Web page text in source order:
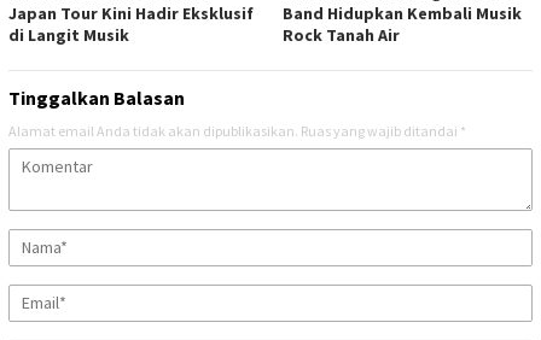
Japan Tour Kini Hadir Eksklusif
di Langit Musik
Band Hidupkan Kembali Musik
Rock Tanah Air
Tinggalkan Balasan
Alamat email Anda tidak akan dipublikasikan. Ruas yang wajib ditandai *